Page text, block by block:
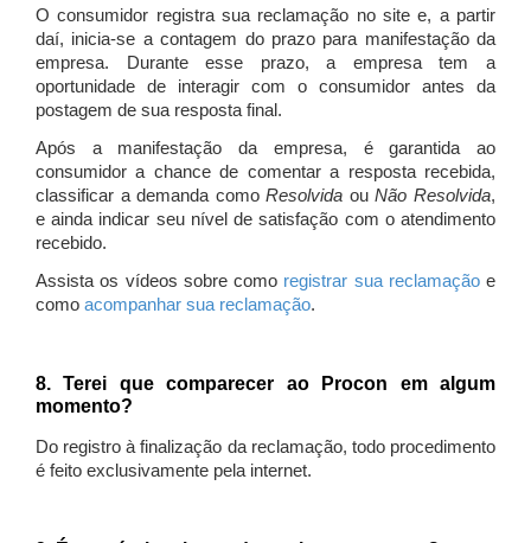
O consumidor registra sua reclamação no site e, a partir
daí, inicia-se a contagem do prazo para manifestação da
empresa. Durante esse prazo, a empresa tem a
oportunidade de interagir com o consumidor antes da
postagem de sua resposta final.
Após a manifestação da empresa, é garantida ao
consumidor a chance de comentar a resposta recebida,
classificar a demanda comoResolvida ouNão Resolvida,
e ainda indicar seu nível de satisfação com o atendimento
recebido.
Assista os vídeos sobre como registrar sua reclamaçãoe
como acompanhar sua reclamação.
8. Terei que comparecer ao Procon em algum
momento?
Do registro à finalização da reclamação, todo procedimento
é feito exclusivamente pela internet.